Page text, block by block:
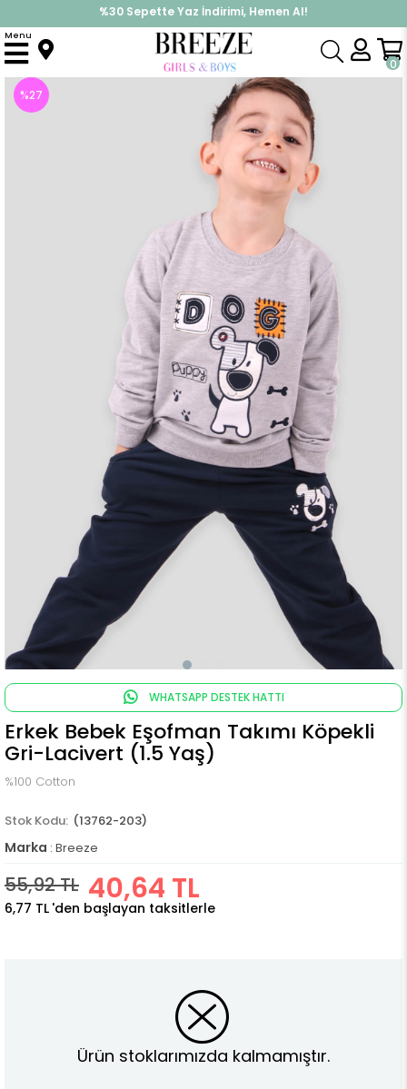
%30 Sepette Yaz İndirimi, Hemen Al!
İndirimlere ek %10 İndirimi Kap, Hemen Üye Ol!
0
Menu
Anasayfa Takımlar Eşofman Takım Erkek Bebek Eşofman Takımı Köpekli Gri-Lacivert (1.5 Yaş)
%27
WHATSAPP DESTEK HATTI
Erkek Bebek Eşofman Takımı Köpekli
Gri-Lacivert (1.5 Yaş)
%100 Cotton
(13762-203)
Marka : Breeze
55,92 TL 40,64 TL
6,77 TL 'den başlayan taksitlerle
Ürün stoklarımızda kalmamıştır.